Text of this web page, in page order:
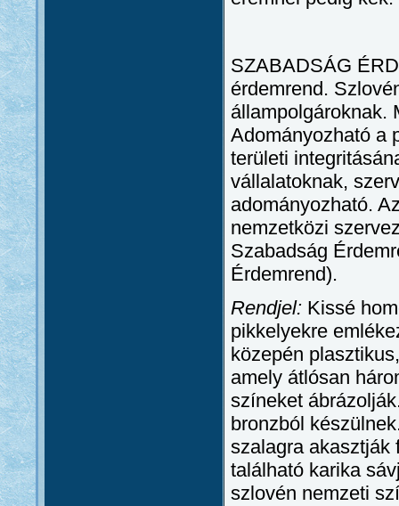
SZABADSÁG
érdemrend.
állampolgároknak.
Adományozható a
területi
vállalatoknak,
adományozható.
nemzetközi
Szabadság
Érdemrend).
Rendjel: Kissé
pikkelyekre
közepén
amely átlósan
színeket
bronzból
szalagra akasztják
található karika
szlovén nemzeti